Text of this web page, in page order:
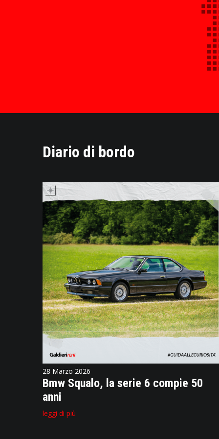
Diario di bordo
28 Marzo 2026
Bmw Squalo, la serie 6 compie 50
anni
leggi di più